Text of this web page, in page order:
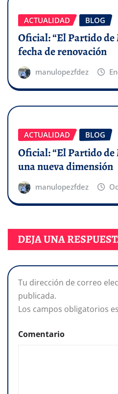
ACTUALIDAD BLOG
Oficial: “El Partido de
fecha de renovación
manulopezfdez
ACTUALIDAD BLOG
Oficial: “El Partido
una nueva dimensión
manulopezfdez
DEJA UNA
Tu dirección de correo
publicada.
Los campos obligatorios
Comentario